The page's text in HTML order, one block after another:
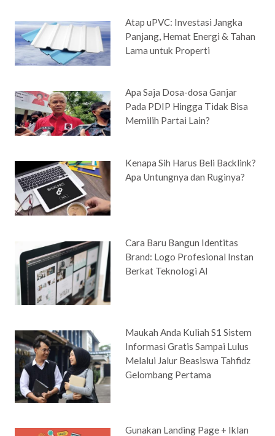
Atap uPVC: Investasi Jangka
Panjang, Hemat Energi & Tahan
Lama untuk Properti
Apa Saja Dosa-dosa Ganjar
Pada PDIP Hingga Tidak Bisa
Memilih Partai Lain?
Kenapa Sih Harus Beli Backlink?
Apa Untungnya dan Ruginya?
Cara Baru Bangun Identitas
Brand: Logo Profesional Instan
Berkat Teknologi AI
Maukah Anda Kuliah S1 Sistem
Informasi Gratis Sampai Lulus
Melalui Jalur Beasiswa Tahfidz
Gelombang Pertama
Gunakan Landing Page + Iklan